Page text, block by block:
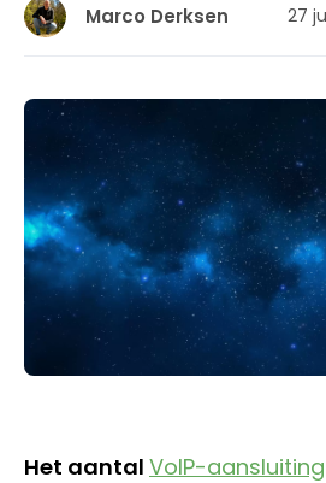
Marco Derksen 27
Het aantal VoIP-